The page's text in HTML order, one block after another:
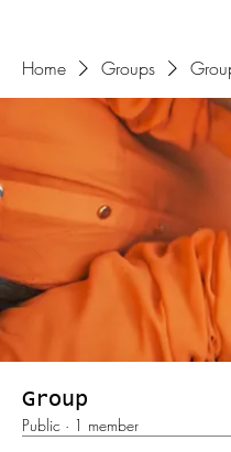
Home Groups
Group
Public · 1 member